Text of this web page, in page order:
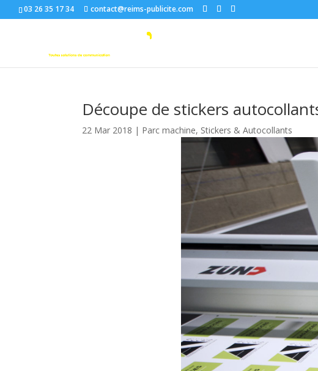
03 26 35 17 34 contact@reims-publicite.com
Découpe de stickers
22 Mar 2018 | Parc machine, Stickers & Autocollants